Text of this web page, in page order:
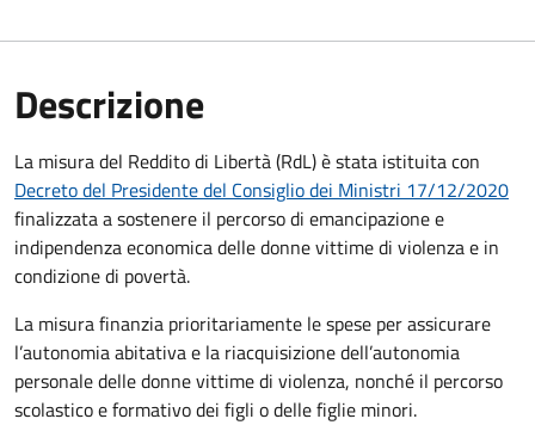
Descrizione
La misura del Reddito di Libertà (RdL) è stata istituita con
Decreto del Presidente del Consiglio dei Ministri 17/12/2020
finalizzata a sostenere il percorso di emancipazione e
indipendenza economica delle donne vittime di violenza e in
condizione di povertà.
La misura finanzia prioritariamente le spese per assicurare
l’autonomia abitativa e la riacquisizione dell’autonomia
personale delle donne vittime di violenza, nonché il percorso
scolastico e formativo dei figli o delle figlie minori.